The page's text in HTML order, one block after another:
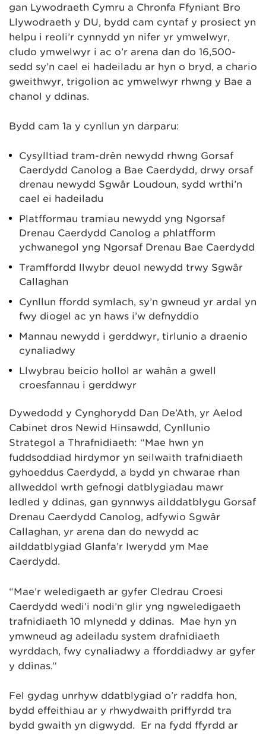
gan Lywodraeth Cymru a Chronfa Ffyniant Bro
Llywodraeth y DU, bydd cam cyntaf y prosiect yn
helpu i reoli’r cynnydd yn nifer yr ymwelwyr,
cludo ymwelwyr i ac o’r arena dan do 16,500-
sedd sy’n cael ei hadeiladu ar hyn o bryd, a chario
gweithwyr, trigolion ac ymwelwyr rhwng y Bae a
chanol y ddinas.
Bydd cam 1a y cynllun yn darparu:
Cysylltiad tram-drên newydd rhwng Gorsaf
Caerdydd Canolog a Bae Caerdydd, drwy orsaf
drenau newydd Sgwâr Loudoun, sydd wrthi’n
cael ei hadeiladu
Platfformau tramiau newydd yng Ngorsaf
Drenau Caerdydd Canolog a phlatfform
ychwanegol yng Ngorsaf Drenau Bae Caerdydd
Tramffordd llwybr deuol newydd trwy Sgwâr
Callaghan
Cynllun ffordd symlach, sy’n gwneud yr ardal yn
fwy diogel ac yn haws i’w defnyddio
Mannau newydd i gerddwyr, tirlunio a draenio
cynaliadwy
Llwybrau beicio hollol ar wahân a gwell
croesfannau i gerddwyr
Dywedodd y Cynghorydd Dan De’Ath, yr Aelod
Cabinet dros Newid Hinsawdd, Cynllunio
Strategol a Thrafnidiaeth: “Mae hwn yn
fuddsoddiad hirdymor yn seilwaith trafnidiaeth
gyhoeddus Caerdydd, a bydd yn chwarae rhan
allweddol wrth gefnogi datblygiadau mawr
ledled y ddinas, gan gynnwys ailddatblygu Gorsaf
Drenau Caerdydd Canolog, adfywio Sgwâr
Callaghan, yr arena dan do newydd ac
ailddatblygiad Glanfa’r Iwerydd ym Mae
Caerdydd.
“Mae’r weledigaeth ar gyfer Cledrau Croesi
Caerdydd wedi’i nodi’n glir yng ngweledigaeth
trafnidiaeth 10 mlynedd y ddinas. Mae hyn yn
ymwneud ag adeiladu system drafnidiaeth
wyrddach, fwy cynaliadwy a fforddiadwy ar gyfer
y ddinas.”
Fel gydag unrhyw ddatblygiad o’r raddfa hon,
bydd effeithiau ar y rhwydwaith priffyrdd tra
bydd gwaith yn digwydd. Er na fydd ffyrdd ar